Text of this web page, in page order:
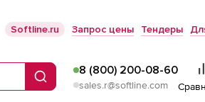
Softline.ru Запрос цены Тендеры
Поиск
8 (800) 200-08-60
sales.r@softline.com